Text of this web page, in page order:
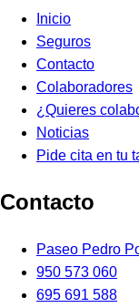
Inicio
Seguros
Contacto
Colaboradores
¿Quieres
Noticias
Pide cita en tu
Contacto
Paseo Pedro
950 573 060
695 691 588